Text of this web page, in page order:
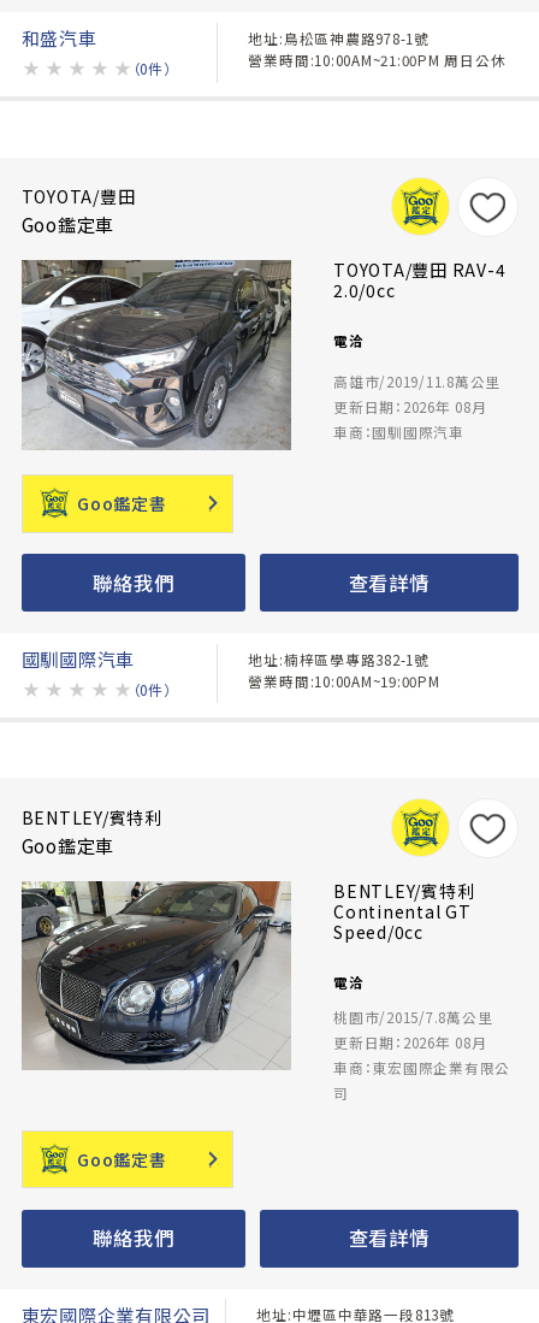
和盛汽車
★ ★ ★ ★ ★ （0件）
地址:鳥松區神農路978-1號
營業時間:10:00AM~21:00PM 周日公休
TOYOTA/豐田
Goo鑑定車
TOYOTA/豐田 RAV-4
2.0/0cc
電洽
高雄市/2019/11.8萬公里
更新日期：2026年 08月
車商：國馴國際汽車
Goo鑑定書
聯絡我們 查看詳情
國馴國際汽車
★ ★ ★ ★ ★ （0件）
地址:楠梓區學專路382-1號
營業時間:10:00AM~19:00PM
BENTLEY/賓特利
Goo鑑定車
BENTLEY/賓特利
Continental GT
Speed/0cc
電洽
桃園市/2015/7.8萬公里
更新日期：2026年 08月
車商：東宏國際企業有限公
司
Goo鑑定書
聯絡我們 查看詳情
東宏國際企業有限公司
地址:中壢區中華路一段813號